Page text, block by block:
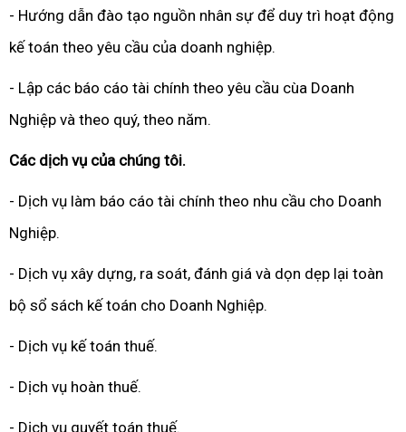
- Hướng dẫn đào tạo nguồn nhân sự để duy trì hoạt động
kế toán theo yêu cầu của doanh nghiệp.
- Lập các báo cáo tài chính theo yêu cầu cùa Doanh
Nghiệp và theo quý, theo năm.
Các dịch vụ của chúng tôi.
- Dịch vụ làm báo cáo tài chính theo nhu cầu cho Doanh
Nghiệp.
- Dịch vụ xây dựng, ra soát, đánh giá và dọn dẹp lại toàn
bộ sổ sách kế toán cho Doanh Nghiệp.
- Dịch vụ kế toán thuế.
- Dịch vụ hoàn thuế.
- Dịch vụ quyết toán thuế.